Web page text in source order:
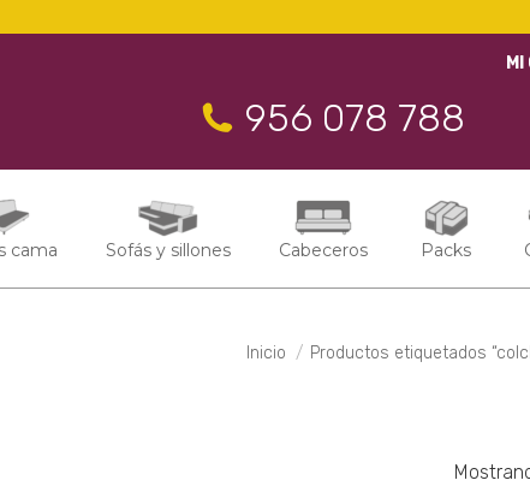
956 078 788
cama Sofás y sillones Cabeceros Packs
Estás aquí:
Inicio Productos etiquetados